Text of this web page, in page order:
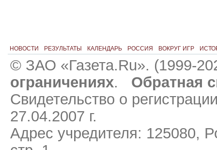
НОВОСТИ РЕЗУЛЬТАТЫ КАЛЕНДАРЬ РОССИЯ ВОКРУГ ИГР
© ЗАО «Газета.Ru». (1999-
ограничениях.
Обратная
Свидетельство о
27.04.2007 г.
Адрес учредителя: 125080,